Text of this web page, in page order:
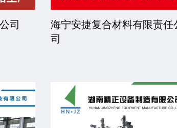
限公
福建省睿步智能装备有限公